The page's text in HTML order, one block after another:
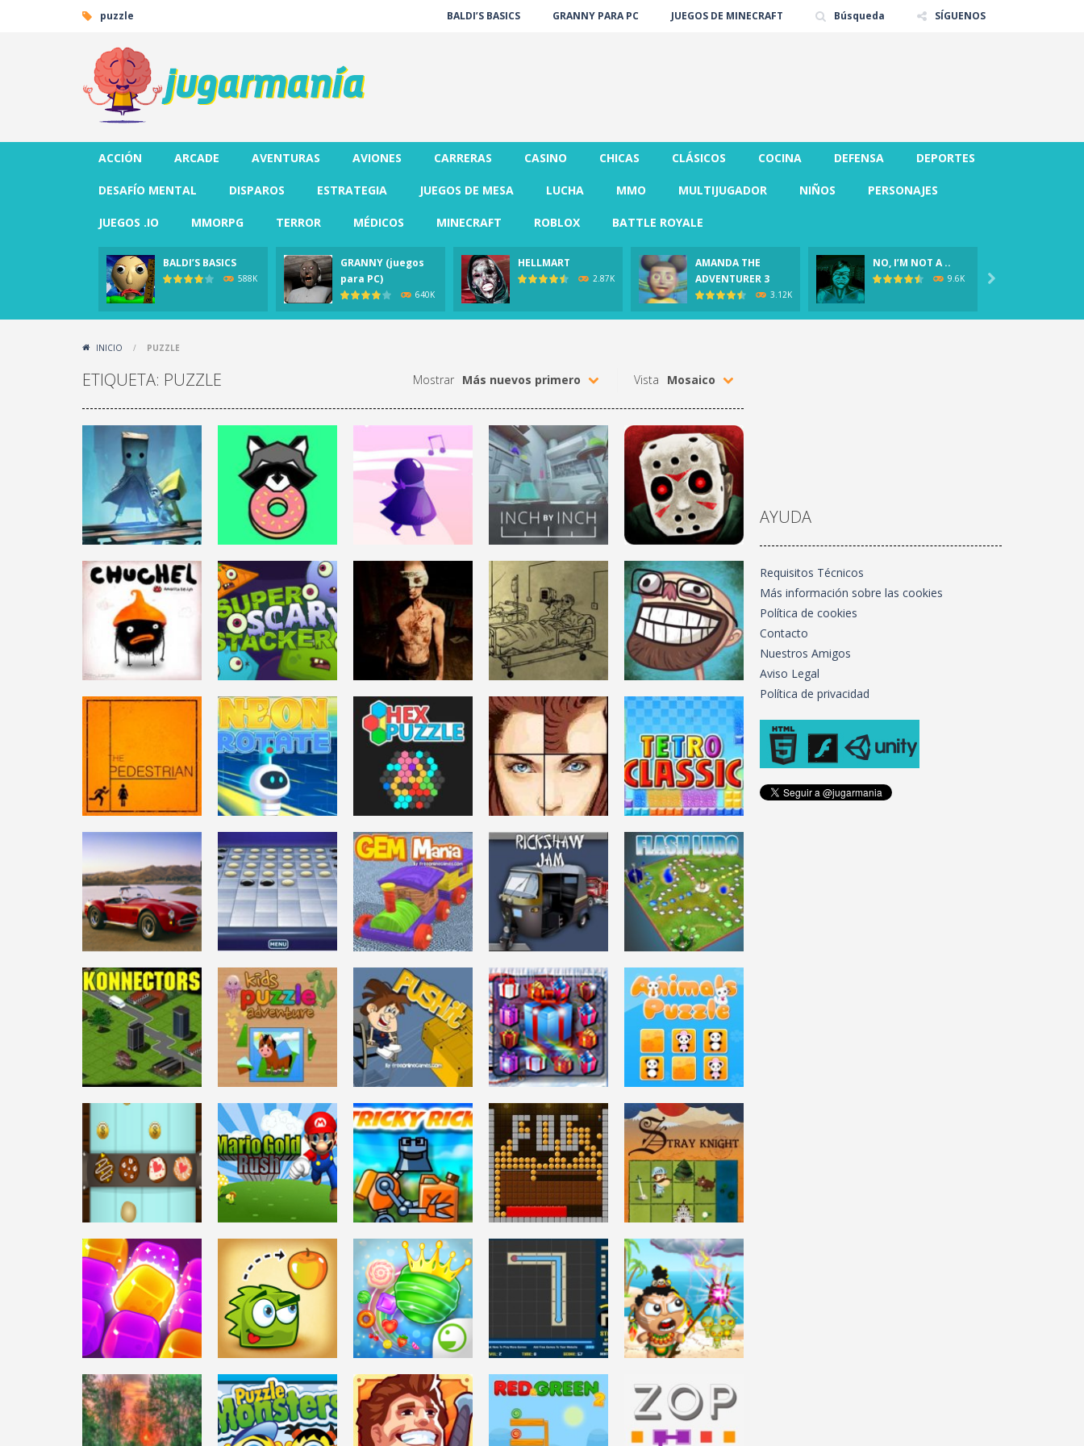
puzzle BALDI’S BASICS GRANNY PARA PC JUEGOS DE MINECRAFT Búsqueda SÍGUENOS
ACCIÓN ARCADE AVENTURAS AVIONES CARRERAS CASINO CHICAS CLÁSICOS COCINA DEFENSA DEPORTES
DESAFÍO MENTAL DISPAROS ESTRATEGIA JUEGOS DE MESA LUCHA MMO MULTIJUGADOR NIÑOS PERSONAJES
JUEGOS .IO MMORPG TERROR MÉDICOS MINECRAFT ROBLOX BATTLE ROYALE
BALDI’S BASICS
588K
GRANNY (juegos
para PC)
640K
HELLMART
2.87K
AMANDA THE
ADVENTURER 3
3.12K
NO, I’M NOT A ..
9.6K 
INICIO / PUZZLE
ETIQUETA: PUZZLE Vista Mosaico
Mostrar Más nuevos primero
AVENTURAS
LITTLE
NIGHTMARES II
DESAFÍO MENTAL
DONUT COUNTY
10.2K
DESAFÍO MENTAL
ONE HAND
CLAPPING
DESAFÍO MENTAL
INCH BY INCH
13.8K
ACCIÓN
FRIDAY THE 13TH:
KILLER PUZZLE
15.3K
CHUCHEL
46.1K
DESAFÍO MENTAL
Super Scary
Stacker
3.77K
TERROR
MY LAST FRIDAY
4.62K
DESAFÍO MENTAL
BAD DREAM:
COMA
6.66K
ARCADE
TROLL FACE
QUEST TV SHOWS
5.55K
DESAFÍO MENTAL
THE PEDESTRIAN
8.03K
DESAFÍO MENTAL
Neon Rotate
3.37K
DESAFÍO MENTAL
Hex Puzzle
3.64K
DESAFÍO MENTAL
Yalgames 2016
New Year Blast
Escape
2.71K
ARCADE
Tetro Classic
3.41K
DESAFÍO MENTAL
Retro Red Car
3.07K
DESAFÍO MENTAL
3D Reversi
3.79K
DESAFÍO MENTAL
Gem Mania
DESAFÍO MENTAL
RICKSHAW JAM
2.91K
JUEGOS DE MESA
FLASH LUDO
5.34K
CARRERAS
Konnectors
3.75K
DESAFÍO MENTAL
KIDS PUZZLE
ADVENTURE
4.13K
DESAFÍO MENTAL
PUSH IT
3.1K
DESAFÍO MENTAL
WINTER GIFT
MANIA
DESAFÍO MENTAL
Animals Puzzle
4.14K
CHICAS
Funny Cookie
Factory
3.65K
ARCADE
Mario Gold Rush
DESAFÍO MENTAL
Tricky Rick
2.97K
DESAFÍO MENTAL
3.35K
DESAFÍO MENTAL
Stray Knight
3.6K
DESAFÍO MENTAL DESAFÍO MENTAL CHICAS DESAFÍO MENTAL DESAFÍO MENTAL
AYUDA
Requisitos Técnicos
Más información sobre las cookies
Política de cookies
Contacto
Nuestros Amigos
Aviso Legal
Política de privacidad